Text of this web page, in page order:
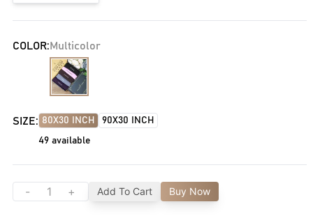
COLOR: Multicolor
SIZE: 80X30 INCH 90X30 INCH
49 available
- + Add To Cart Buy Now